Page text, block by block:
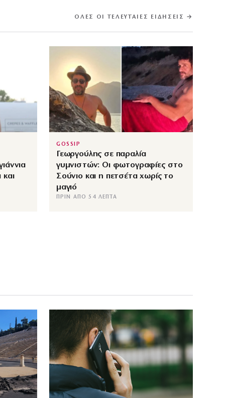
ΌΛΕΣ ΟΙ ΤΕΛΕΥΤΑΊΕΣ ΕΙΔΉΣΕΙΣ →
GOSSIP
Γεωργούλης σε παραλία
γυμνιστών: Οι φωτογραφίες στο
Σούνιο και η πετσέτα χωρίς το
μαγιό
ΠΡΙΝ ΑΠΌ 54 ΛΕΠΤΆ